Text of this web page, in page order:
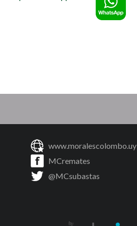
www.moralescolombo.uy
MCremates
@MCsubastas